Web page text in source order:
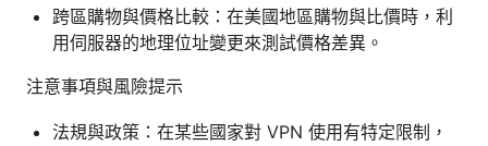
跨區購物與價格比較：在美國地區購物與比價時，利
用伺服器的地理位址變更來測試價格差異。
注意事項與風險提示
法規與政策：在某些國家對 VPN 使用有特定限制，